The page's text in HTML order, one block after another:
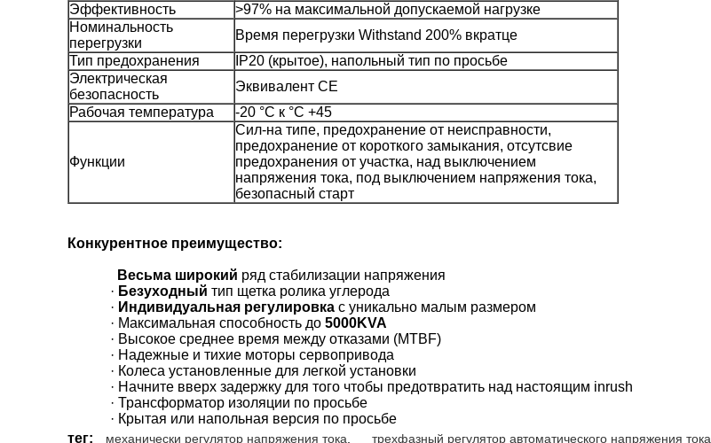
Эффективность
>97% на максимальной допускаемой нагрузке
Номинальность
перегрузки
Время перегрузки Withstand 200% вкратце
Тип предохранения
IP20 (крытое), напольный тип по просьбе
Электрическая
безопасность
Эквивалент CE
Рабочая температура
-20 °C к °C +45
Функции
Сил-на типе, предохранение от неисправности,
предохранение от короткого замыкания, отсутсвие
предохранения от участка, над выключением
напряжения тока, под выключением напряжения тока,
безопасный старт
Конкурентное преимущество:
Весьма широкий ряд стабилизации напряжения
· Безуходный тип щетка ролика углерода
· Индивидуальная регулировка с уникально малым размером
· Максимальная способность до 5000KVA
· Высокое среднее время между отказами (MTBF)
· Надежные и тихие моторы сервопривода
· Колеса установленные для легкой установки
· Начните вверх задержку для того чтобы предотвратить над настоящим inrush
· Трансформатор изоляции по просьбе
· Крытая или напольная версия по просьбе
тег:
механически регулятор напряжения тока трехфазный регулятор автоматического напряжения тока